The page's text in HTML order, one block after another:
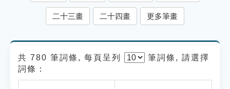
貓頭鷹博士
二十三畫 二十四畫 更多筆畫
共 780 筆詞條, 每頁呈列 筆詞條, 請選擇
詞條：